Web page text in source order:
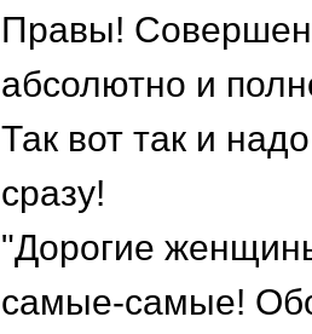
Правы!
абсолютно и
Так вот так и
сразу!
"Дорогие
самые-самые!